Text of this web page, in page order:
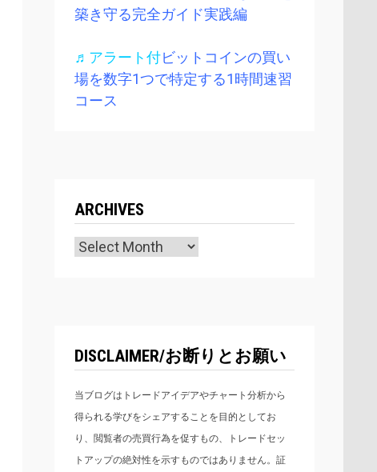
築き守る完全ガイド実践編
♬アラート付ビットコインの買い
場を数字1つで特定する1時間速習
コース
ARCHIVES
Archives
DISCLAIMER/お断りとお願い
当ブログはトレードアイデアやチャート分析から
得られる学びをシェアすることを目的としてお
り、閲覧者の売買行為を促すもの、トレードセッ
トアップの絶対性を示すものではありません。証